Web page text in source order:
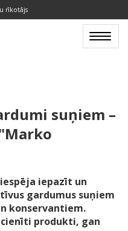
rīkotājs
Toggle
suņiem –
iepazīt un
gardumus suņiem
konservantiem.
produkti, gan